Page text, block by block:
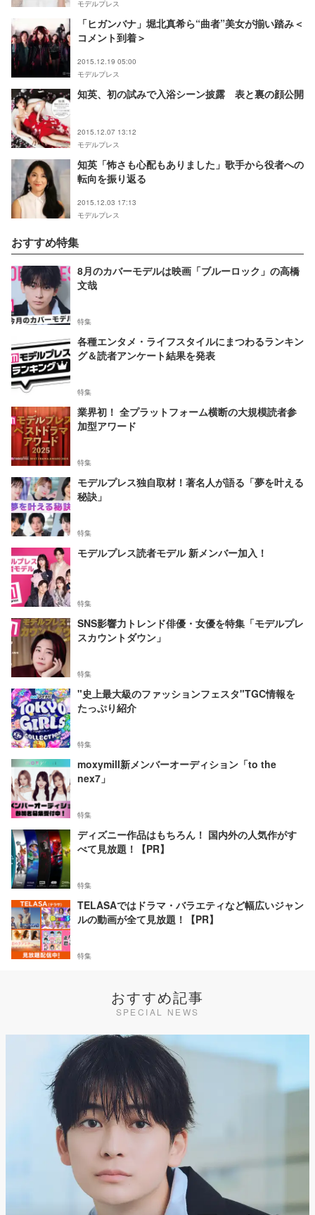
モデルプレス
「ヒガンバナ」堀北真希ら“曲者”美女が揃い踏み＜
コメント到着＞
2015.12.19 05:00
モデルプレス
知英、初の試みで入浴シーン披露 表と裏の顔公開
2015.12.07 13:12
モデルプレス
知英「怖さも心配もありました」歌手から役者への
転向を振り返る
2015.12.03 17:13
モデルプレス
おすすめ特集
8月のカバーモデルは映画「ブルーロック」の高橋
文哉
特集
各種エンタメ・ライフスタイルにまつわるランキン
グ＆読者アンケート結果を発表
特集
業界初！ 全プラットフォーム横断の大規模読者参
加型アワード
特集
モデルプレス独自取材！著名人が語る「夢を叶える
秘訣」
特集
モデルプレス読者モデル 新メンバー加入！
特集
SNS影響力トレンド俳優・女優を特集「モデルプレ
スカウントダウン」
特集
"史上最大級のファッションフェスタ"TGC情報を
たっぷり紹介
特集
moxymill新メンバーオーディション「to the
nex7」
特集
ディズニー作品はもちろん！ 国内外の人気作がす
べて見放題！【PR】
特集
TELASAではドラマ・バラエティなど幅広いジャン
ルの動画が全て見放題！【PR】
特集
おすすめ記事
SPECIAL NEWS